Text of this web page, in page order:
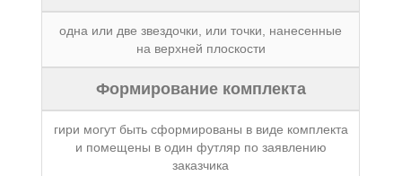
одна или две звездочки, или точки, нанесенные
на верхней плоскости
Формирование комплекта
гири могут быть сформированы в виде комплекта
и помещены в один футляр по заявлению
заказчика